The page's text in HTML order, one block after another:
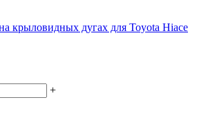
крыловидных дугах для Toyota Hiace
+